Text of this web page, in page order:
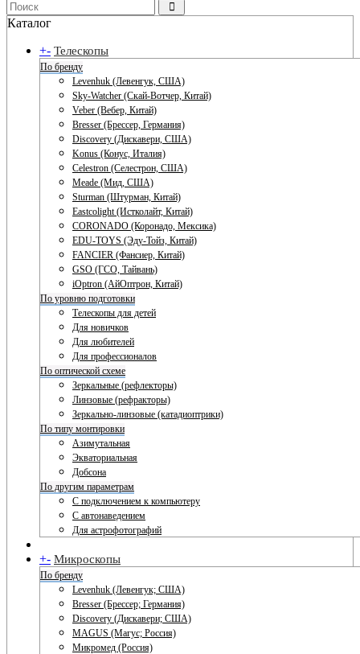
Каталог
+- Телескопы
По бренду
Levenhuk (Левенгук, США)
Sky-Watcher (Скай-Вотчер, Китай)
Veber (Вебер, Китай)
Bresser (Брессер, Германия)
Discovery (Дискавери, США)
Konus (Конус, Италия)
Celestron (Селестрон, США)
Meade (Мид, США)
Sturman (Штурман, Китай)
Eastcolight (Истколайт, Китай)
CORONADO (Коронадо, Мексика)
EDU-TOYS (Эду-Тойз, Китай)
FANCIER (Фансиер, Китай)
GSO (ГСО, Тайвань)
iOptron (АйОптрон, Китай)
По уровню подготовки
Телескопы для детей
Для новичков
Для любителей
Для профессионалов
По оптической схеме
Зеркальные (рефлекторы)
Линзовые (рефракторы)
Зеркально-линзовые (катадиоптрики)
По типу монтировки
Азимутальная
Экваториальная
Добсона
По другим параметрам
С подключением к компьютеру
С автонаведением
Для астрофотографий
+- Микроскопы
По бренду
Levenhuk (Левенгук; США)
Bresser (Брессер; Германия)
Discovery (Дискавери; США)
MAGUS (Магус; Россия)
Микромед (Россия)